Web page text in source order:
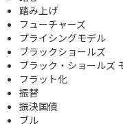
踏み上げ
フューチャーズ
プライシングモデル
ブラックショールズ
ブラック・ショールズ
フラット化
振替
振決国債
ブル